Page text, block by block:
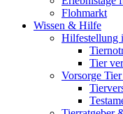
Flohmarkt
Wissen & Hilfe
Hilfestellung
Tier
Vorsorge